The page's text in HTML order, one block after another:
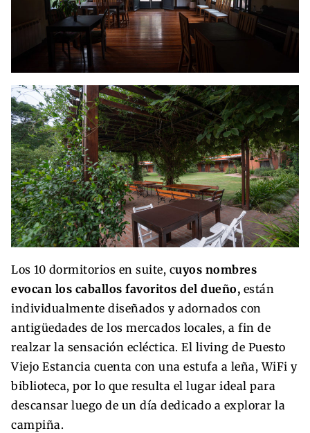
Los 10 dormitorios en suite, cuyos nombres
evocan los caballos favoritos del dueño, están
individualmente diseñados y adornados con
antigüedades de los mercados locales, a fin de
realzar la sensación ecléctica. El living de Puesto
Viejo Estancia cuenta con una estufa a leña, WiFi y
biblioteca, por lo que resulta el lugar ideal para
descansar luego de un día dedicado a explorar la
campiña.